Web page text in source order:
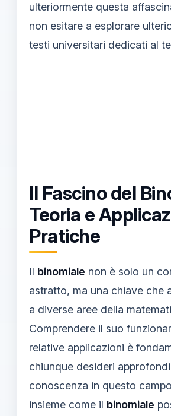
ulteriormente questa
non esitare a esplorare
testi universitari dedicati al
Il Fascino del
Teoria e
Pratiche
Il binomiale non è solo un
astratto, ma una chiave che
a diverse aree della
Comprendere il suo
relative applicazioni è
chiunque desideri
conoscenza in questo
insieme come il binomiale